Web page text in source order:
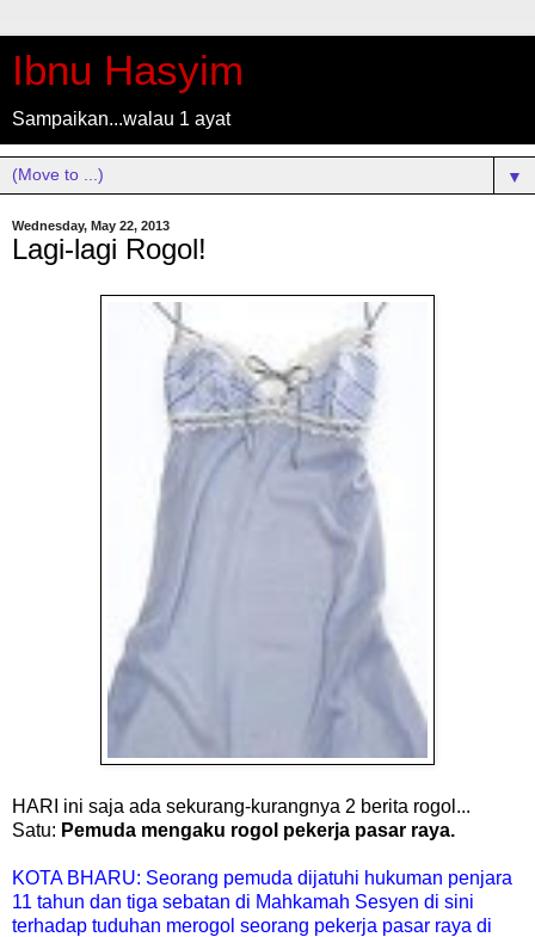
Ibnu Hasyim
Sampaikan...walau 1 ayat
▼
Wednesday, May 22, 2013
Lagi-lagi Rogol!
HARI ini saja ada sekurang-kurangnya 2 berita rogol...
Satu: Pemuda mengaku rogol pekerja pasar raya.
KOTA BHARU: Seorang pemuda dijatuhi hukuman penjara
11 tahun dan tiga sebatan di Mahkamah Sesyen di sini
terhadap tuduhan merogol seorang pekerja pasar raya di